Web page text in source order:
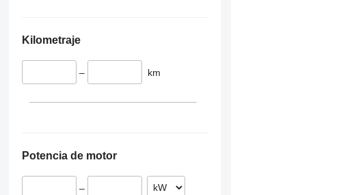
Kilometraje
– km
Potencia de motor
–